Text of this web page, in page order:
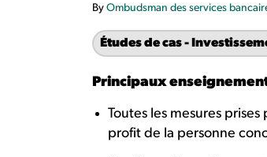
By Ombudsman des services
Études de cas -
Principaux
Toutes les mesures
profit de la personne